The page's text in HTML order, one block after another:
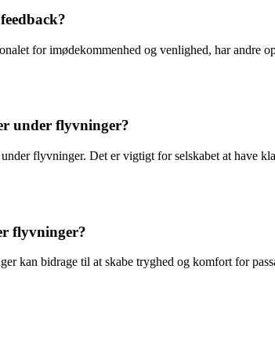
for imødekommenhed og venlighed, har andre
under flyvninger?
flyvninger. Det er vigtigt for selskabet at have
flyvninger?
kan bidrage til at skabe tryghed og komfort for